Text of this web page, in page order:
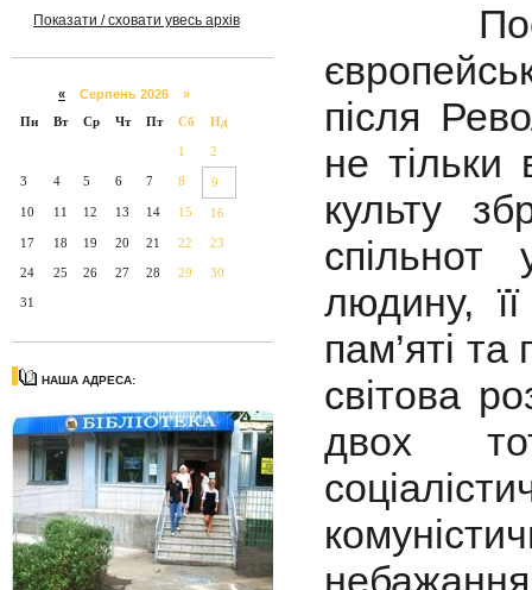
Показати / сховати увесь архів
« Серпень 2026 »
Пн
Вт Ср Чт Пт Сб Нд
1 2
3 4 5 6 7 8 9
10 11 12 13 14 15 16
17 18 19 20 21 22 23
24 25 26 27 28 29 30
31
НАША АДРЕСА:
після
не тільки
культу
людину,
пам’яті
світова
двох